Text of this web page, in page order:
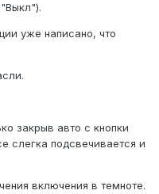
уже написано, что
закрыв авто с кнопки
слегка подсвечивается и
включения в темноте.